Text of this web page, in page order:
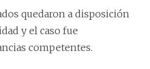
quedaron a disposición
y el caso fue
competentes.